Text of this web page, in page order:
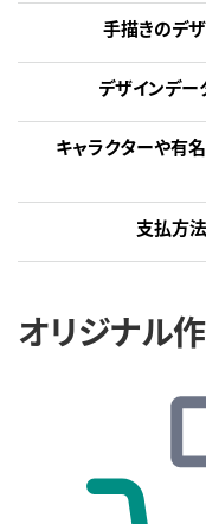
手描きのデ
デザインデー
キャラクターや有
支払方
オリジナル